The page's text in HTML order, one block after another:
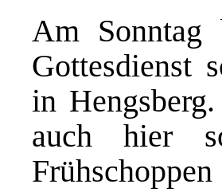
Am Sonntag
Gottesdienst
in
auch hier